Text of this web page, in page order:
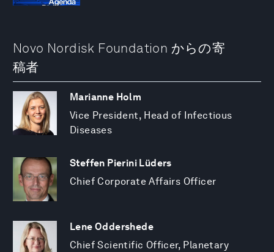
Novo Nordisk Foundation からの寄
稿者
Marianne Holm
Vice President, Head of Infectious
Diseases
Steffen Pierini Lüders
Chief Corporate Affairs Officer
Lene Oddershede
Chief Scientific Officer, Planetary